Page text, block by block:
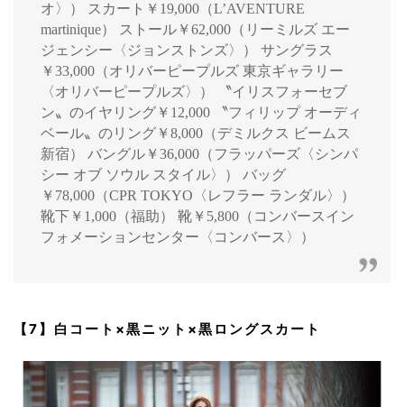
オ〉） スカート￥19,000（L’AVENTURE
martinique） ストール￥62,000（リーミルズ エー
ジェンシー〈ジョンストンズ〉） サングラス
￥33,000（オリバーピープルズ 東京ギャラリー
〈オリバーピープルズ〉） 〝イリスフォーセブ
ン〟のイヤリング￥12,000 〝フィリップ オーディ
ベール〟のリング￥8,000（デミルクス ビームス
新宿） バングル￥36,000（フラッパーズ〈シンパ
シー オブ ソウル スタイル〉） バッグ
￥78,000（CPR TOKYO〈レフラー ランダル〉）
靴下￥1,000（福助） 靴￥5,800（コンバースイン
フォメーションセンター〈コンバース〉）
【7】白コート×黒ニット×黒ロングスカート